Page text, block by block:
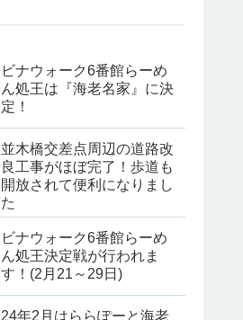
ビナウォーク6番館らーめ
ん処王は『海老名家』に決
定！
並木橋交差点周辺の道路改
良工事がほぼ完了！歩道も
開放されて便利になりまし
た
ビナウォーク6番館らーめ
ん処王決定戦が行われま
す！(2月21～29日)
24年2月はららぽーと海老